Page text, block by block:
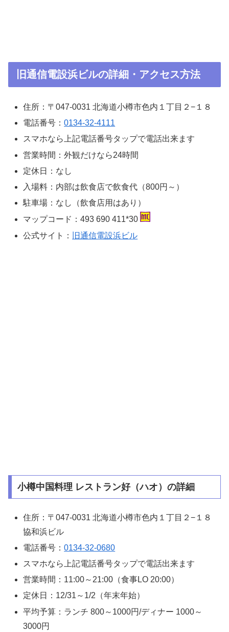
旧通信電設浜ビルの詳細・アクセス方法
住所：〒047-0031 北海道小樽市色内１丁目２−１８
電話番号：0134-32-4111
スマホなら上記電話番号タップで電話出来ます
営業時間：外観だけなら24時間
定休日：なし
入場料：内部は飲食店で飲食代（800円～）
駐車場：なし（飲食店用はあり）
マップコード：493 690 411*30
公式サイト：
旧通信電設浜ビル
小樽中国料理 レストラン好（ハオ）の詳細
住所：〒047-0031 北海道小樽市色内１丁目２−１８
協和浜ビル
電話番号：0134-32-0680
スマホなら上記電話番号タップで電話出来ます
営業時間：11:00～21:00（食事LO 20:00）
定休日：12/31～1/2（年末年始）
平均予算：ランチ 800～1000円/ディナー 1000～
3000円